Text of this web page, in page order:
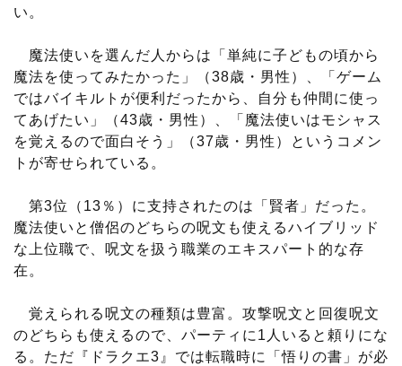
い。
魔法使いを選んだ人からは「単純に子どもの頃から
魔法を使ってみたかった」（38歳・男性）、「ゲーム
ではバイキルトが便利だったから、自分も仲間に使っ
てあげたい」（43歳・男性）、「魔法使いはモシャス
を覚えるので面白そう」（37歳・男性）というコメン
トが寄せられている。
第3位（13％）に支持されたのは「賢者」だった。
魔法使いと僧侶のどちらの呪文も使えるハイブリッド
な上位職で、呪文を扱う職業のエキスパート的な存
在。
覚えられる呪文の種類は豊富。攻撃呪文と回復呪文
のどちらも使えるので、パーティに1人いると頼りにな
る。ただ『ドラクエ3』では転職時に「悟りの書」が必